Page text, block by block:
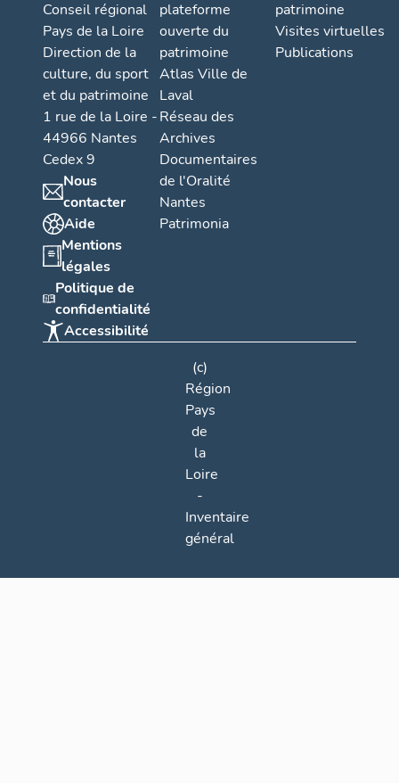
Conseil régional
Pays de la Loire
Direction de la
culture, du sport
et du patrimoine
1 rue de la Loire -
44966 Nantes
Cedex 9
Nous
contacter
Aide
Mentions
légales
Politique de
confidentialité
Accessibilité
plateforme
ouverte du
patrimoine
Atlas Ville de
Laval
Réseau des
Archives
Documentaires
de l'Oralité
Nantes
Patrimonia
patrimoine
Visites virtuelles
Publications
(c)
Région
Pays
de
la
Loire
-
Inventaire
général